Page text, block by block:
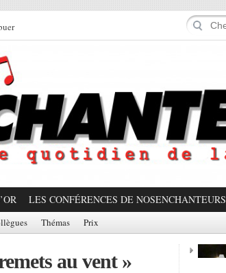
LES CONFÉRENCES DE NOSENCHANTEURS
Thémas Prix
au vent »